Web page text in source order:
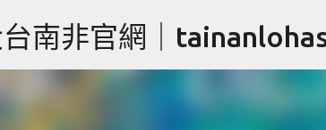
跳到主要內容
南非官網｜